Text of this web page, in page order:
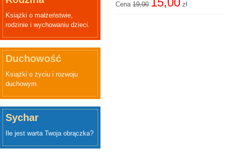
Książki o małżeństwie,
rodzinie i wychowaniu dzieci.
Duchowość
Książki o życiu i rozwoju
duchowym.
Sychar
Ile jest warta Twoja obrączka?
Cena 19,00 zł